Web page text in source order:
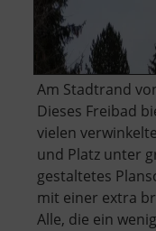
Am Stadtrand
Dieses Freibad
vielen
und Platz unter
gestaltetes
mit einer extra
Alle, die ein